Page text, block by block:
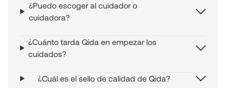
¿Puedo escoger al cuidador o
cuidadora?
¿Cuánto tarda Qida en empezar los
cuidados?
¿Cuál es el sello de calidad de Qida?